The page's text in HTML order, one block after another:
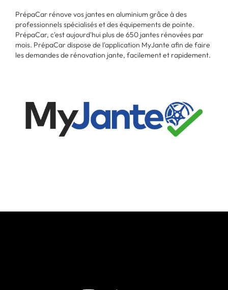
PrépaCar rénove vos jantes en aluminium grâce à des
professionnels spécialisés et des équipements de pointe.
PrépaCar, c'est aujourd'hui plus de 650 jantes rénovées par
mois. PrépaCar dispose de l'application MyJante afin de faire
les demandes de rénovation jante, facilement et rapidement.